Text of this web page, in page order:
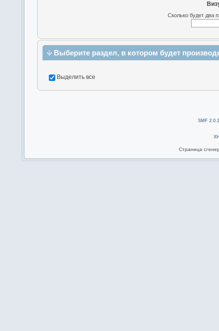
Сколько будет два
Выберите раздел, в котором будет
Выделить все
SMF
Страница